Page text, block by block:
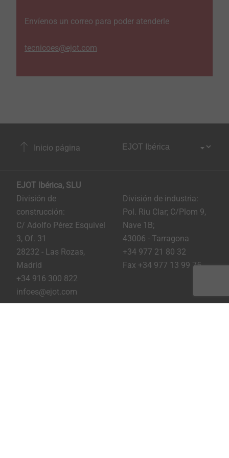
Envíenos un correo para poder atenderle
tecnicoes@ejot.com
Inicio página
EJOT Ibérica, SLU
División de
construcción:
C/ Adolfo Pérez Esquivel
3, Of. 31
28232 - Las Rozas,
Madrid
+34 916 300 822
infoes@ejot.com
División de industria:
Pol. Riu Clar; C/Plom 9,
Nave 1B;
43006 - Tarragona
+34 977 21 80 32
Fax +34 977 13 99 75